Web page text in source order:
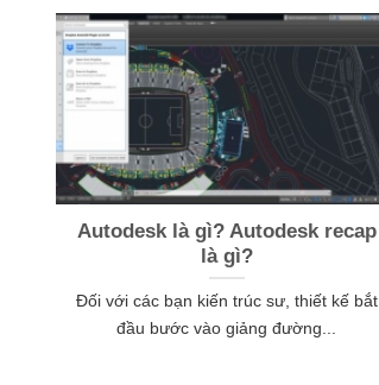
Autodesk là gì? Autodesk recap
là gì?
Đối với các bạn kiến trúc sư, thiết kế bắt
đầu bước vào giảng đường...